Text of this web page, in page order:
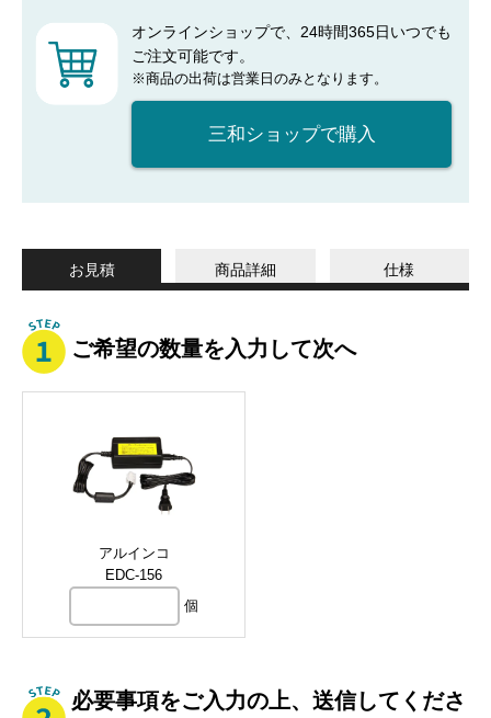
オンラインショップで、24時間365日いつでも
ご注文可能です。
※商品の出荷は営業日のみとなります。
三和ショップで購入
お見積 商品詳細 仕様
ご希望の数量を入力して次へ
アルインコ
EDC-156
個
必要事項をご入力の上、送信してくださ